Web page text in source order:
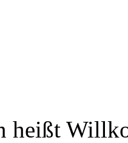
heißt